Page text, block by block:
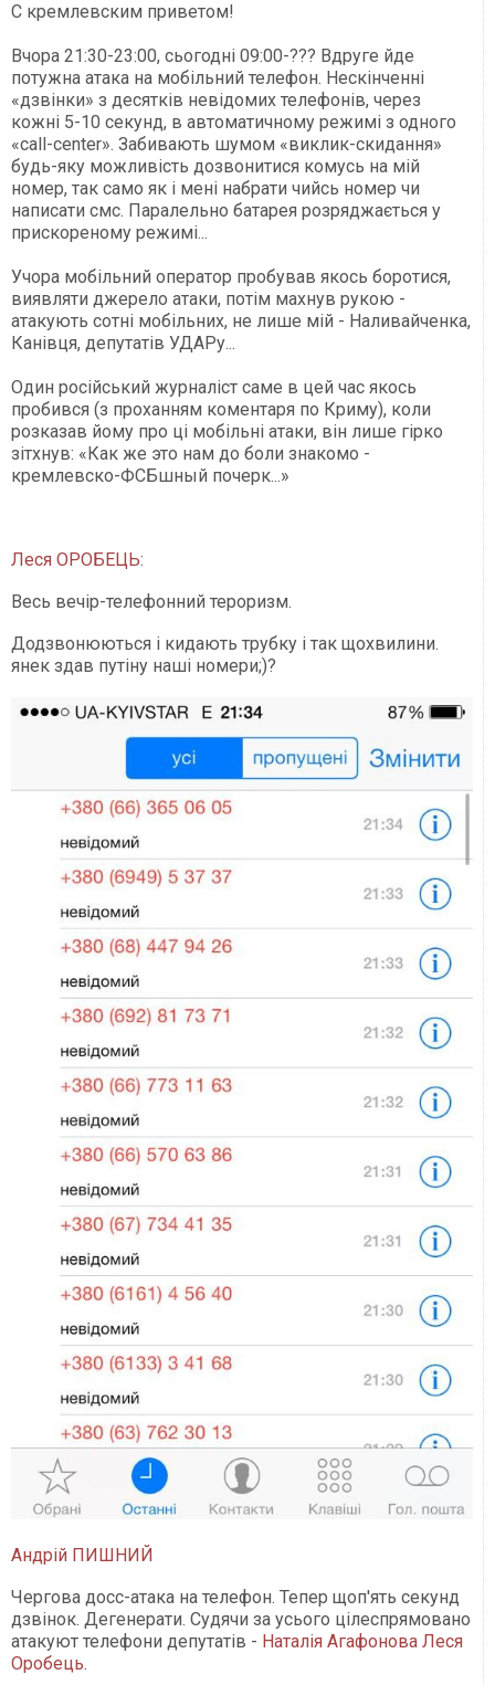
С кремлевским приветом!
Вчора 21:30-23:00, сьогодні 09:00-??? Вдруге йде
потужна атака на мобільний телефон. Нескінченні
«дзвінки» з десятків невідомих телефонів, через
кожні 5-10 секунд, в автоматичному режимі з одного
«call-cеnter». Забивають шумом «виклик-скидання»
будь-яку можливість дозвонитися комусь на мій
номер, так само як і мені набрати чийсь номер чи
написати смс. Паралельно батарея розряджається у
прискореному режимі...
Учора мобільний оператор пробував якось боротися,
виявляти джерело атаки, потім махнув рукою -
атакують сотні мобільних, не лише мій - Наливайченка,
Канівця, депутатів УДАРу...
Один російський журналіст саме в цей час якось
пробився (з проханням коментаря по Криму), коли
розказав йому про ці мобільні атаки, він лише гірко
зітхнув: «Как же это нам до боли знакомо -
кремлевско-ФСБшный почерк...»
Леся ОРОБЕЦЬ:
Весь вечір-телефонний тероризм.
Додзвонюються і кидають трубку і так щохвилини.
янек здав путіну наші номери;)?
Андрій ПИШНИЙ
Чергова досс-атака на телефон. Тепер щоп'ять секунд
дзвінок. Дегенерати. Судячи за усього цілеспрямовано
атакуют телефони депутатів - Наталія Агафонова Леся
Оробець.